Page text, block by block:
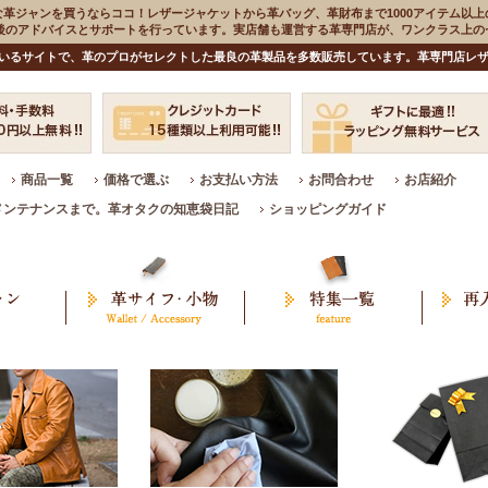
ジャンを買うならココ！レザージャケットから革バッグ、革財布まで1000アイテム以上
アドバイスとサポートを行っています。実店舗も運営する革専門店が、ワンクラス上
るサイトで、革のプロがセレクトした最良の革製品を多数販売しています。革専門店レ
商品一覧 価格で選ぶ お支払い方法 お問合わせ
お店紹介
テナンスまで。革オタクの知恵袋日記
ショッピングガイド